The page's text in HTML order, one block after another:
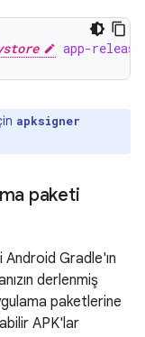
app-
apksigner
paketi
Gradle'ın
derlenmiş
paketlerine
APK'lar